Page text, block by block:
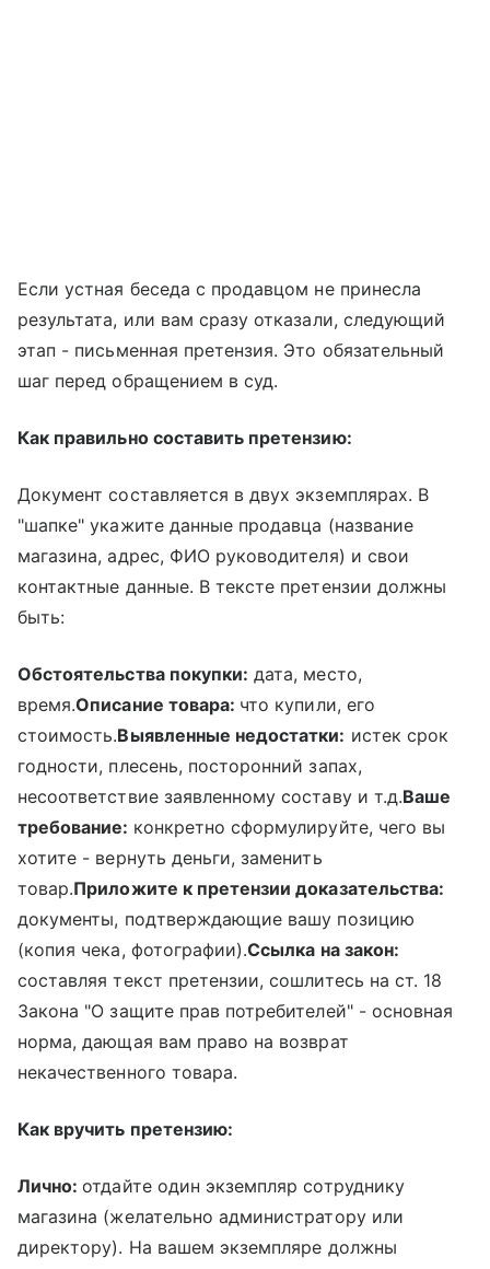
Если устная беседа с продавцом не принесла
результата, или вам сразу отказали, следующий
этап - письменная претензия. Это обязательный
шаг перед обращением в суд.
Как правильно составить претензию:
Документ составляется в двух экземплярах. В
"шапке" укажите данные продавца (название
магазина, адрес, ФИО руководителя) и свои
контактные данные. В тексте претензии должны
быть:
Обстоятельства покупки: дата, место,
время.Описание товара: что купили, его
стоимость.Выявленные недостатки: истек срок
годности, плесень, посторонний запах,
несоответствие заявленному составу и т.д.Ваше
требование: конкретно сформулируйте, чего вы
хотите - вернуть деньги, заменить
товар.Приложите к претензии доказательства:
документы, подтверждающие вашу позицию
(копия чека, фотографии).Ссылка на закон:
составляя текст претензии, сошлитесь на ст. 18
Закона "О защите прав потребителей" - основная
норма, дающая вам право на возврат
некачественного товара.
Как вручить претензию:
Лично:отдайте один экземпляр сотруднику
магазина (желательно администратору или
директору). На вашем экземпляре должны